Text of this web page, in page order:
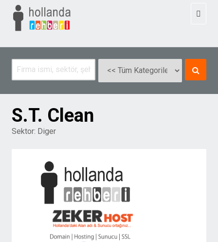
S.T. Clean
Sektor: Diger